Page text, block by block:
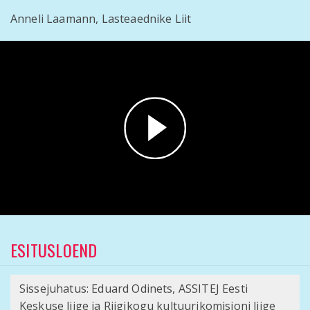
Anneli Laamann, Lasteaednike Liit
Play
Video
ESITUSLOEND
Sissejuhatus: Eduard Odinets, ASSITEJ Eesti
Keskuse liige ja Riigikogu kultuurikomisjoni liige